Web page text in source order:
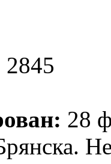
2845
28